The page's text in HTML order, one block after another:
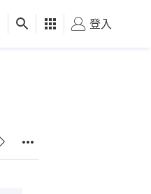
健康 好食玩飛
登入